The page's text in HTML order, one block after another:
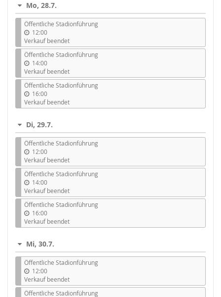
auswählen
Mo, 28.7.
Öffentliche Stadionführung
12:00
Verkauf beendet
Öffentliche Stadionführung
14:00
Verkauf beendet
Öffentliche Stadionführung
16:00
Verkauf beendet
Di, 29.7.
Öffentliche Stadionführung
12:00
Verkauf beendet
Öffentliche Stadionführung
14:00
Verkauf beendet
Öffentliche Stadionführung
16:00
Verkauf beendet
Mi, 30.7.
Öffentliche Stadionführung
12:00
Verkauf beendet
Öffentliche Stadionführung